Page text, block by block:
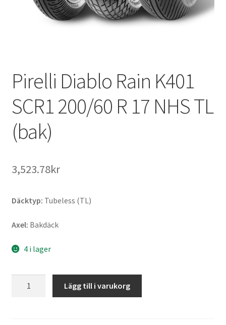
Pirelli Diablo Rain K401
SCR1 200/60 R 17 NHS TL
(bak)
3,523.78kr
Däcktyp: Tubeless (TL)
Axel: Bakdäck
4 i lager
Lägg till i varukorg